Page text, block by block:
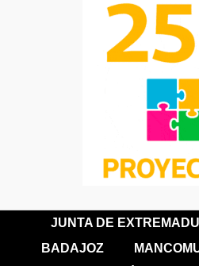
JUNTA DE
BADAJOZ